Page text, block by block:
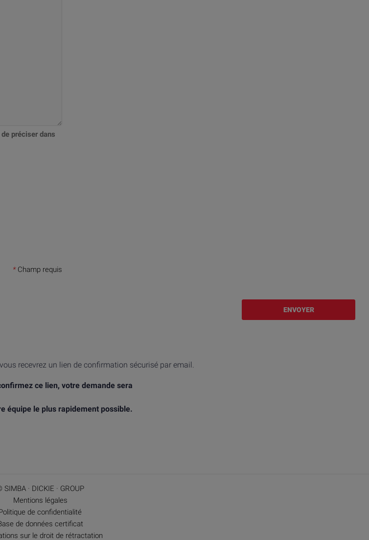
préciser dans
*Champ requis
ENVOYER
recevrez un lien de confirmation sécurisé par email.
ce lien, votre demande sera
équipe le plus rapidement possible.
SIMBA · DICKIE · GROUP
Mentions légales
de confidentialité
de données certificat
sur le droit de rétractation